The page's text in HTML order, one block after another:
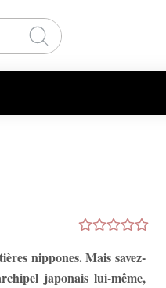
nippones. Mais savez-
japonais lui-même,